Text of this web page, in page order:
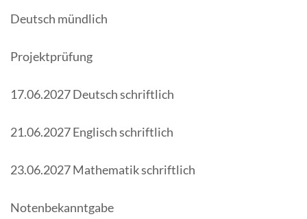
Deutsch mündlich
Projektprüfung
17.06.2027 Deutsch schriftlich
21.06.2027 Englisch schriftlich
23.06.2027 Mathematik schriftlich
Notenbekanntgabe